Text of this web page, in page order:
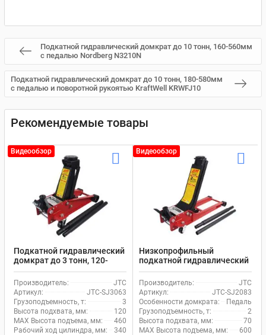
Подкатной гидравлический домкрат до 10 тонн, 160-560мм
с педалью Nordberg N3210N
Подкатной гидравлический домкрат до 10 тонн, 180-580мм
с педалью и поворотной рукоятью KraftWell KRWFJ10
Рекомендуемые товары
Видеообзор
Подкатной гидравлический
домкрат до 3 тонн, 120-
460мм JTC SJ3063
Производитель:
JTC
Артикул:
JTC-SJ3063
Грузоподъемность, т:
3
Высота подхвата, мм:
120
MAX Высота подъема, мм:
460
Рабочий ход цилиндра, мм:
340
Видеообзор
Низкопрофильный
подкатной гидравлический
домкрат до 2 тонн, 70-
600мм с педалью JTC
SJ2083
Производитель:
JTC
Артикул:
JTC-SJ2083
Особенности домкрата:
Педаль
Грузоподъемность, т:
2
Высота подхвата, мм:
70
MAX Высота подъема, мм:
600